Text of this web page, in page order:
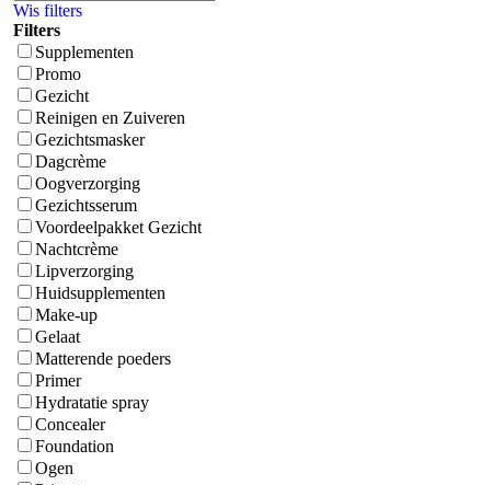
Wis filters
Filters
Supplementen
Promo
Gezicht
Reinigen en Zuiveren
Gezichtsmasker
Dagcrème
Oogverzorging
Gezichtsserum
Voordeelpakket Gezicht
Nachtcrème
Lipverzorging
Huidsupplementen
Make-up
Gelaat
Matterende poeders
Primer
Hydratatie spray
Concealer
Foundation
Ogen